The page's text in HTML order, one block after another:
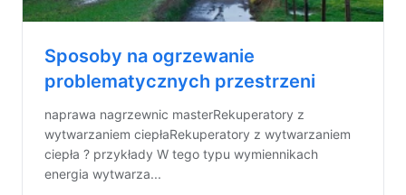
Sposoby na ogrzewanie
problematycznych przestrzeni
naprawa nagrzewnic masterRekuperatory z
wytwarzaniem ciepłaRekuperatory z wytwarzaniem
ciepła ? przykłady W tego typu wymiennikach
energia wytwarza...